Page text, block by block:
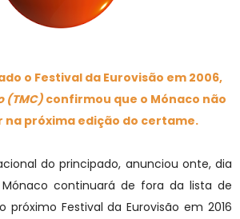
o Festival da Eurovisão em 2006,
(TMC)confirmou que o Mónaco não
próxima edição do certame.
do principado, anunciou onte, dia
continuará de fora da lista de
próximo Festival da Eurovisão em 2016